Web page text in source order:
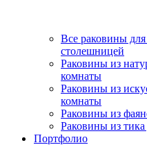
Все раковины
столешницей
Раковины из
комнаты
Раковины из
комнаты
Раковины из
Раковины из
Портфолио